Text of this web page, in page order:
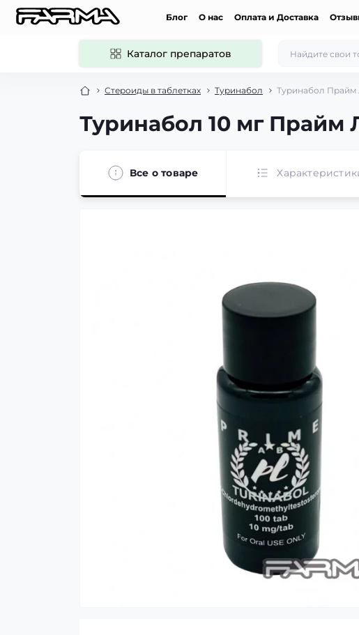
Блог О нас Оплата и Доставка
Каталог препаратов
Стероиды в таблетках Туринабол Туринабол Прайм
Туринабол 10 мг Прайм
Все о товаре